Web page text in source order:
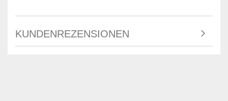
KUNDENREZENSIONEN